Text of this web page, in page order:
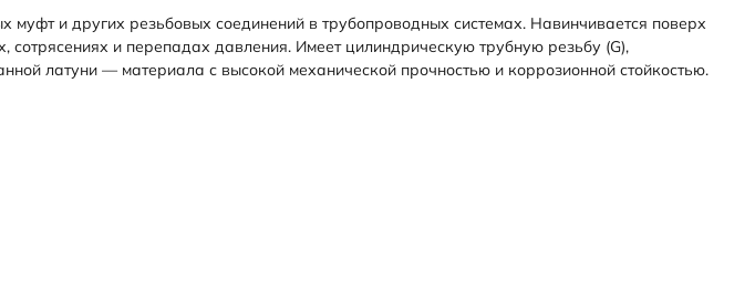
и других резьбовых соединений в трубопроводных системах. Навинчивается поверх
и перепадах давления. Имеет цилиндрическую трубную резьбу (G),
латуни — материала с высокой механической прочностью и коррозионной стойкостью.